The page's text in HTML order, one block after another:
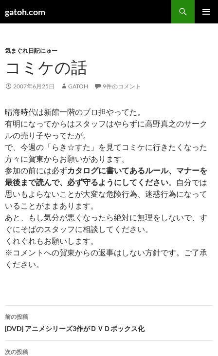
gatoh.com
索
ン
へ
キ
プ
気まぐれ日記にゅー
コミケの話
2007年6月25日 GATOH 9件のコメント
晴海時代は新館一階のブロ担やってた。
有明になってからはスタッフはやらずに高野真之のサーク
ルの売り子やってたが。
で、今週の「らき☆すた」を見てコミケに行きたくなった
方々に賀東からお願いがあります。
参加の前には必ずカタログに書いてあるルール、マナーを
最後まで読んで、必ず守るようにしてください。自分では
思いもよらないことが大変な危険行為、迷惑行為になって
いることがままあります。
あと、もし気分が悪くなったら絶対に無理をしないで、す
ぐにそばのスタッフに相談してください。
くれぐれもお願いします。
※コメントへの賀東からの返事はしない方針です。ご了承
ください。
投
稿
ナ
前の投稿
[DVD] アニメシリーズ3作がＤＶＤボックス化
次の投稿